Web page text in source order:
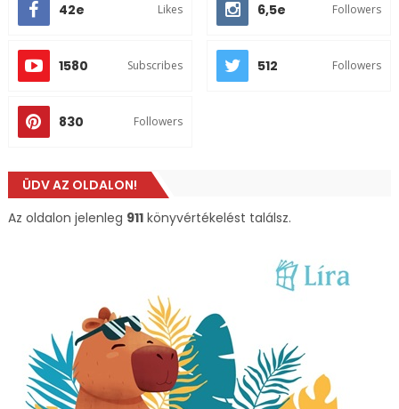
42e Likes 6,5e Followers
1580 Subscribes 512 Followers
830 Followers
ÜDV AZ OLDALON!
Az oldalon jelenleg 911könyvértékelést találsz.